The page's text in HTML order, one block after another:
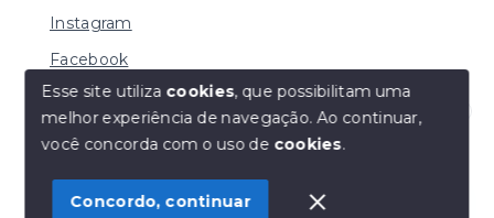
Olá! Estamos disponíveis para te ajudar.
Instagram
Facebook
© Copyright 2026 - Henrique Imoveis - Todos os
SITE PARA IMOBILIARIA
Esse site utiliza cookies, que possibilitam uma
melhor experiência de navegação.Ao continuar,
você concorda com o uso de cookies.
Concordo, continuar